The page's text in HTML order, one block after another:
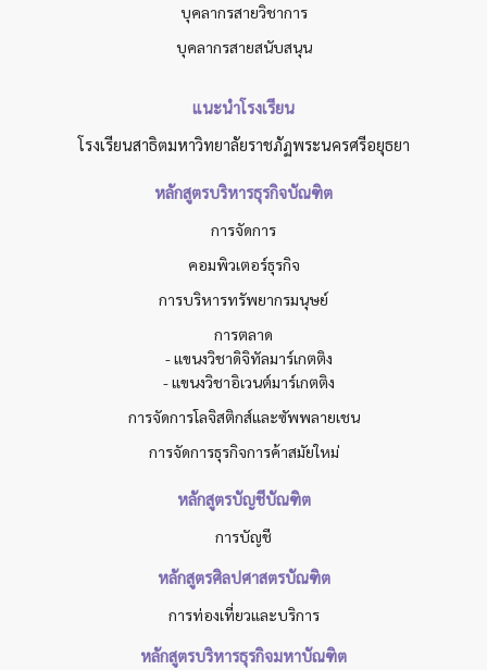
บุคลากรสายวิชาการ
บุคลากรสายสนับสนุน
แนะนำโรงเรียน
โรงเรียนสาธิตมหาวิทยาลัยราชภัฏพระนครศรีอยุธยา
หลักสูตรบริหารธุรกิจบัณฑิต
การจัดการ
คอมพิวเตอร์ธุรกิจ
การบริหารทรัพยากรมนุษย์
การตลาด
- แขนงวิชาดิจิทัลมาร์เกตติง
- แขนงวิชาอิเวนต์มาร์เกตติง
การจัดการโลจิสติกส์และซัพพลายเชน
การจัดการธุรกิจการค้าสมัยใหม่
หลักสูตรบัญชีบัณฑิต
การบัญชี
หลักสูตรศิลปศาสตรบัณฑิต
การท่องเที่ยวและบริการ
หลักสูตรบริหารธุรกิจมหาบัณฑิต